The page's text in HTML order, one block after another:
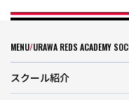
MENU/URAWA REDS ACADEMY
スクール紹介